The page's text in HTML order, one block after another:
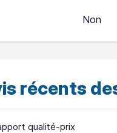
Non
récents
qualité-prix